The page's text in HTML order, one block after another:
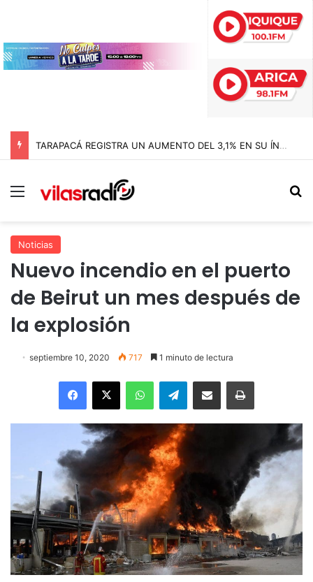
TARAPACÁ REGISTRA UN AUMENTO DEL 3,1% EN SU ÍNDICE DE PRODUCCIÓN MINERA
Menú
Noticias
Nuevo incendio en el puerto
de Beirut un mes después de
la explosión
septiembre 10, 2020 717 1 minuto de lectura
Facebook
X WhatsAppTelegramEnviar vía email Imprimir